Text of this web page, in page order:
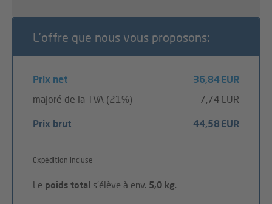
L’offre que nous vous proposons:
Prix net
36,84 EUR
majoré de la TVA (21%)
7,74 EUR
Prix brut 44,58 EUR
Expédition incluse
Le poids total s'élève à env. 5,0 kg.